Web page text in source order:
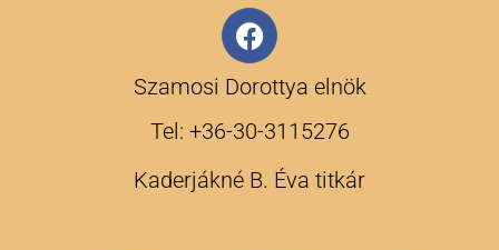
Szamosi Dorottya elnök
Tel: +36-30-3115276
Kaderjákné B. Éva titkár